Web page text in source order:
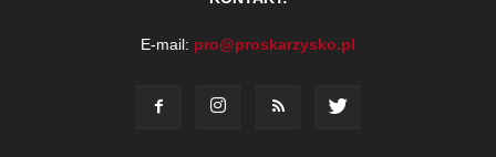
E-mail: pro@proskarzysko.pl